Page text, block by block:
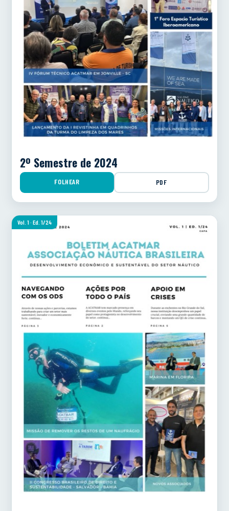
2º Semestre de 2024
FOLHEAR PDF
Vol. 1 · Ed. 1/24